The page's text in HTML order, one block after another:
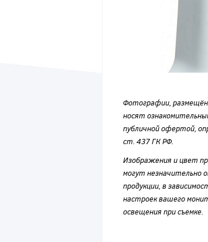
Фотографии,
носят
публичной офертой,
ст. 437 ГК РФ.
Изображения и цвет
могут незначительно
продукции, в
настроек вашего
освещения при съемке.